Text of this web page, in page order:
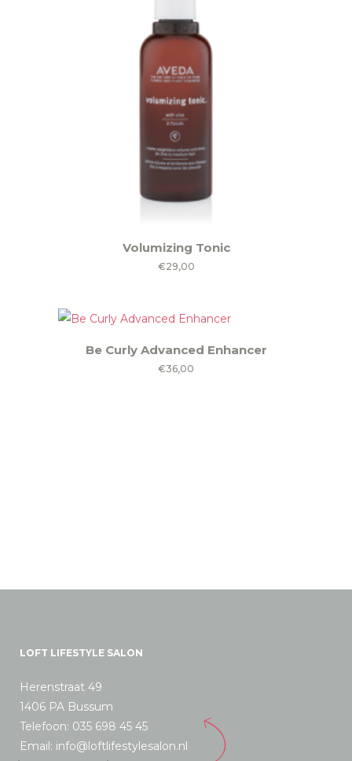
Volumizing Tonic
€29,00
Be Curly Advanced Enhancer
€36,00
LOFT LIFESTYLE SALON
Herenstraat 49
1406 PA Bussum
Telefoon: 035 698 45 45
Email: info@loftlifestylesalon.nl